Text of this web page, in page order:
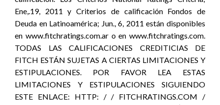
Ene,.19, 2011 y Criterios de calificación Fondos de
Deuda en Latinoamérica; Jun., 6, 2011 están disponibles
en www.fitchratings.com.ar o en www.fitchratings.com.
TODAS LAS CALIFICACIONES CREDITICIAS DE
FITCH ESTÁN SUJETAS A CIERTAS LIMITACIONES Y
ESTIPULACIONES. POR FAVOR LEA ESTAS
LIMITACIONES Y ESTIPULACIONES SIGUIENDO
ESTE ENLACE: HTTP: / / FITCHRATINGS.COM /